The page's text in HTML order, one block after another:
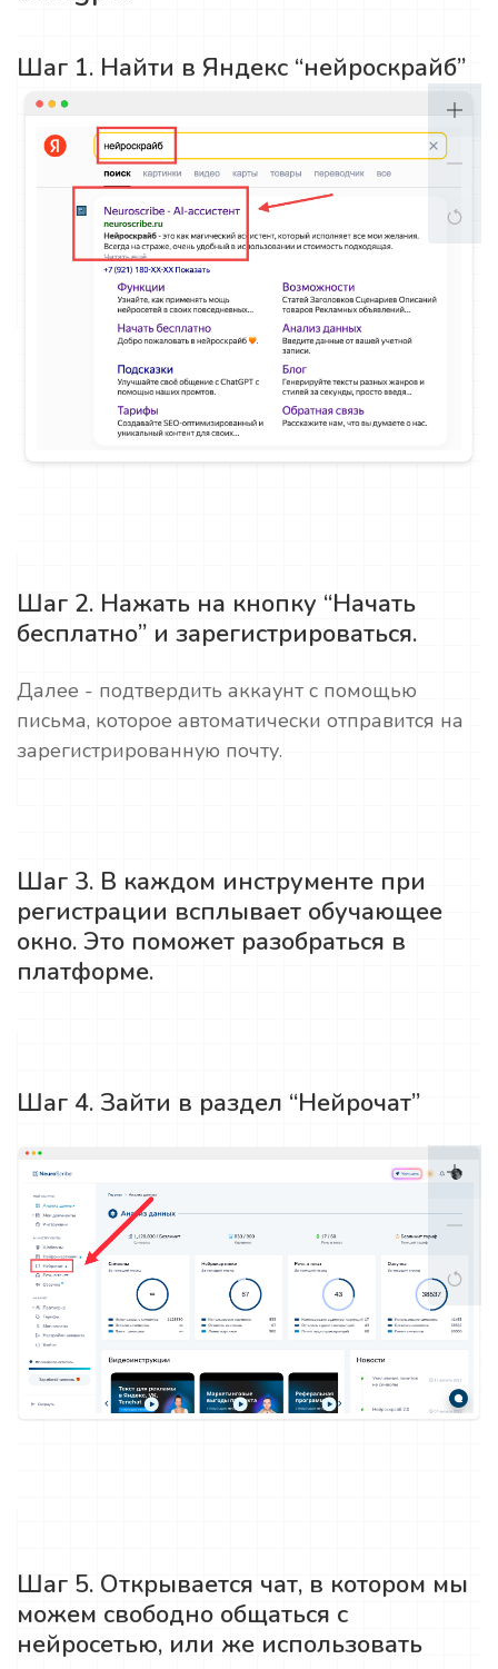
Шаг 1. Найти в Яндекс “нейроскрайб”
Шаг 2. Нажать на кнопку “Начать
бесплатно” и зарегистрироваться.
Далее - подтвердить аккаунт с помощью
письма, которое автоматически отправится на
зарегистрированную почту.
Шаг 3. В каждом инструменте при
регистрации всплывает обучающее
окно. Это поможет разобраться в
платформе.
Шаг 4. Зайти в раздел “Нейрочат”
Шаг 5. Открывается чат, в котором мы
можем свободно общаться с
нейросетью, или же использовать